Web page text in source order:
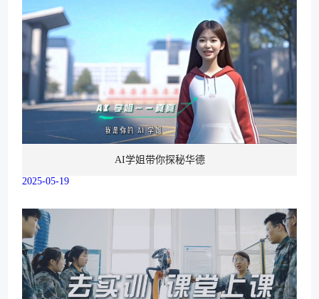
AI学姐带你探秘华德
2025-05-19